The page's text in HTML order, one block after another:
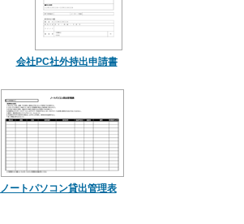
会社PC社外持出申請書
ノートパソコン貸出管理表